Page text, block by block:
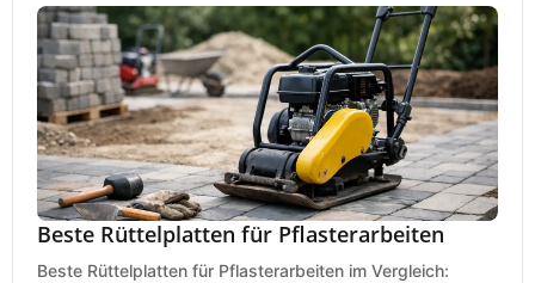
Beste Rüttelplatten für Pflasterarbeiten
Beste Rüttelplatten für Pflasterarbeiten im Vergleich: